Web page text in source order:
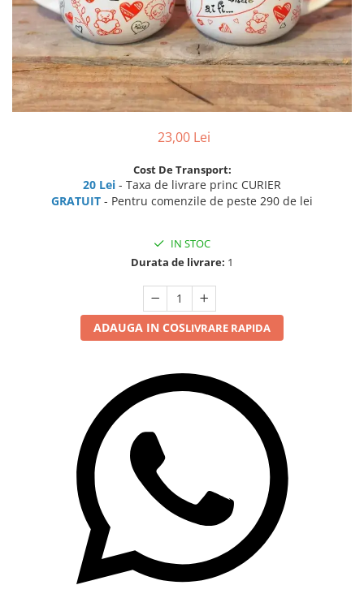
23,00 Lei
Cost De Transport:
20 Lei - Taxa de livrare princ CURIER
GRATUIT - Pentru comenzile de peste 290 de lei
IN STOC
Durata de livrare: 1
ADAUGA IN COSLIVRARE RAPIDA